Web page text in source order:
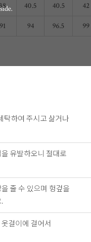
40.5 40.5 42
91 94 96.5 99
탁하여 주시고 삶거나
유발하오니 절대로
줄 수 있으며 헝겊을
걸이에 걸어서